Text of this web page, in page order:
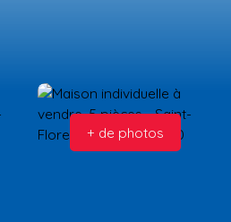
+ de photos